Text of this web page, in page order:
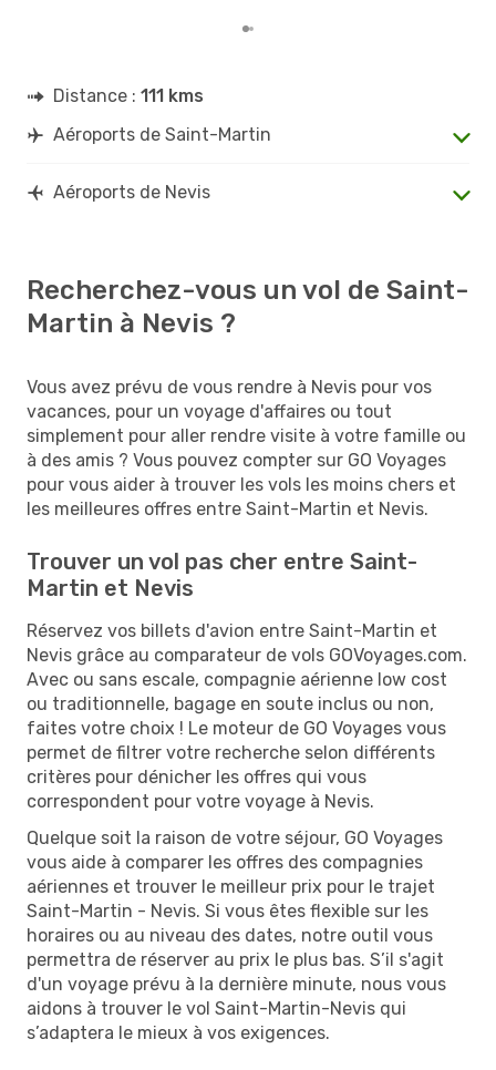
Distance : 111 kms
Aéroports de Saint-Martin
Aéroports de Nevis
Recherchez-vous un vol de Saint-
Martin à Nevis ?
Vous avez prévu de vous rendre à Nevis pour vos
vacances, pour un voyage d'affaires ou tout
simplement pour aller rendre visite à votre famille ou
à des amis ? Vous pouvez compter sur GO Voyages
pour vous aider à trouver les vols les moins chers et
les meilleures offres entre Saint-Martin et Nevis.
Trouver un vol pas cher entre Saint-
Martin et Nevis
Réservez vos billets d'avion entre Saint-Martin et
Nevis grâce au comparateur de vols GOVoyages.com.
Avec ou sans escale, compagnie aérienne low cost
ou traditionnelle, bagage en soute inclus ou non,
faites votre choix ! Le moteur de GO Voyages vous
permet de filtrer votre recherche selon différents
critères pour dénicher les offres qui vous
correspondent pour votre voyage à Nevis.
Quelque soit la raison de votre séjour, GO Voyages
vous aide à comparer les offres des compagnies
aériennes et trouver le meilleur prix pour le trajet
Saint-Martin - Nevis. Si vous êtes flexible sur les
horaires ou au niveau des dates, notre outil vous
permettra de réserver au prix le plus bas. S’il s'agit
d'un voyage prévu à la dernière minute, nous vous
aidons à trouver le vol Saint-Martin-Nevis qui
s’adaptera le mieux à vos exigences.